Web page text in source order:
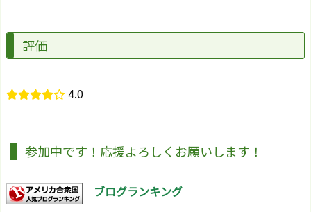
評価
4.0
参加中です！応援よろしくお願いします！
ブログランキング